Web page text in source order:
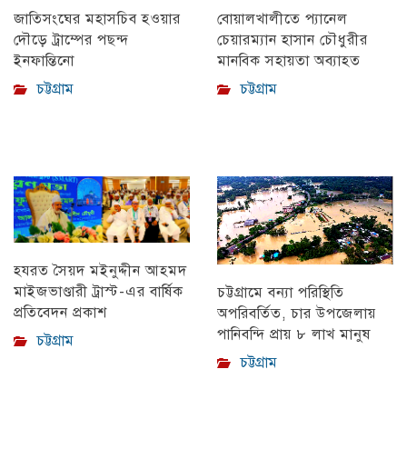
জাতিসংঘের মহাসচিব হওয়ার
দৌড়ে ট্রাম্পের পছন্দ
ইনফান্তিনো
চট্টগ্রাম
বোয়ালখালীতে প্যানেল
চেয়ারম্যান হাসান চৌধুরীর
মানবিক সহায়তা অব্যাহত
চট্টগ্রাম
হযরত সৈয়দ মইনুদ্দীন আহমদ
মাইজভাণ্ডারী ট্রাস্ট-এর বার্ষিক
প্রতিবেদন প্রকাশ
চট্টগ্রাম
চট্টগ্রামে বন্যা পরিস্থিতি
অপরিবর্তিত, চার উপজেলায়
পানিবন্দি প্রায় ৮ লাখ মানুষ
চট্টগ্রাম